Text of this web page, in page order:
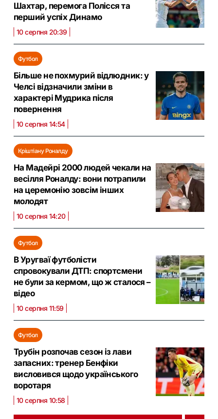
Шахтар, перемога Полісся та
перший успіх Динамо
10 серпня 20:39
Футбол
Більше не похмурий відлюдник: у
Челсі відзначили зміни в
характері Мудрика після
повернення
10 серпня 14:54
Кріштіану Роналду
На Мадейрі 2000 людей чекали на
весілля Роналду: вони потрапили
на церемонію зовсім інших
молодят
10 серпня 14:20
Футбол
В Уругваї футболісти
спровокували ДТП: спортсмени
не були за кермом, що ж сталося –
відео
10 серпня 11:59
Футбол
Трубін розпочав сезон із лави
запасних: тренер Бенфіки
висловився щодо українського
воротаря
10 серпня 10:58